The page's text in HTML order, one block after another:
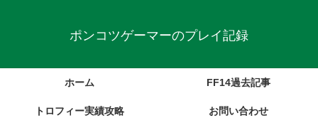
ポンコツゲーマーのプレイ記録
ホーム FF14過去記事
トロフィー実績攻略 お問い合わせ